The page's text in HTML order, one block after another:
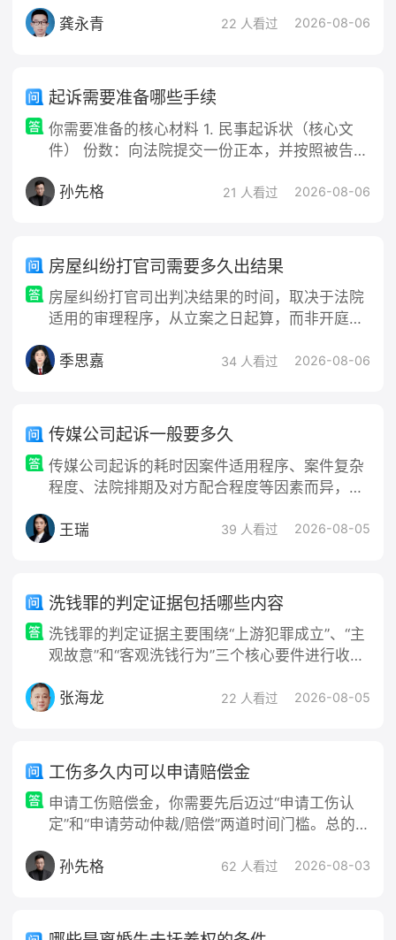
下，特别严重3–7年）。
龚永青 22 人看过 2026-08-06
起诉需要准备哪些手续
你需要准备的核心材料 1. 民事起诉状（核心文
件） 份数：向法院提交一份正本，并按照被告人
两份起诉状（一份给法院，一份给对方）。 内容
及事实与理由。尾部需本人签名（或捺印），并
注明日期。 获取模板：可以在人民法院在线服务
小程序中查找示范文本，或在法院诉
孙先格 21 人看过 2026-08-06
房屋纠纷打官司需要多久出结果
房屋纠纷打官司出判决结果的时间，取决于法院
适用的审理程序，从立案之日起算，而非开庭之
等）绝大多数走一审普通或简易程序，少数纯金
季思嘉 34 人看过 2026-08-06
传媒公司起诉一般要多久
传媒公司起诉的耗时因案件适用程序、案件复杂
程度、法院排期及对方配合程度等因素而异，无
法定时限及常见耗时：一、起诉与立案阶段（约
合立案条件，法院会及时立案并出具受理通知
书；若材料不全，需补正，会相应延长立案时
间。二、一审审理阶段（约1-6个月）简易程
序：
王瑞 39 人看过 2026-08-05
洗钱罪的判定证据包括哪些内容
洗钱罪的判定证据主要围绕“上游犯罪成立”、“主
观故意”和“客观洗钱行为”三个核心要件进行收集
明上游犯罪成立的证据（前提证据）洗钱罪以上
张海龙 22 人看过 2026-08-05
工伤多久内可以申请赔偿金
申请工伤赔偿金，你需要先后迈过“申请工伤认
定”和“申请劳动仲裁/赔偿”两道时间门槛。总的原
孙先格
62 人看过 2026-08-03